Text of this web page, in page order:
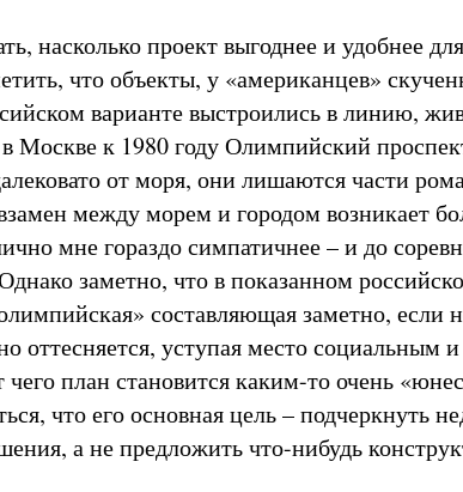
насколько проект выгоднее и удобнее
что объекты, у «американцев»
варианте выстроились в линию,
Москве к 1980 году Олимпийский
от моря, они лишаются части
между морем и городом возникает
мне гораздо симпатичнее – и до
заметно, что в показанном
составляющая заметно, если
оттесняется, уступая место социальным
план становится каким-то очень
что его основная цель – подчеркнуть
а не предложить что-нибудь